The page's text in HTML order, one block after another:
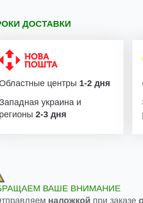
ДОСТАВКИ
Областные центры 1-2 дня
украина и
регионы 2-3 дня
ВАШЕ ВНИМАНИЕ
наложкой при заказе